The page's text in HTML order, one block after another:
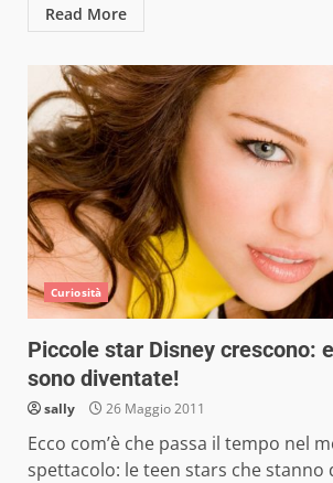
Read More
Curiosità
Piccole star Disney crescono:
sono diventate!
sally 26 Maggio 2011
Ecco com’è che passa il tempo nel
spettacolo: le teen stars che stanno